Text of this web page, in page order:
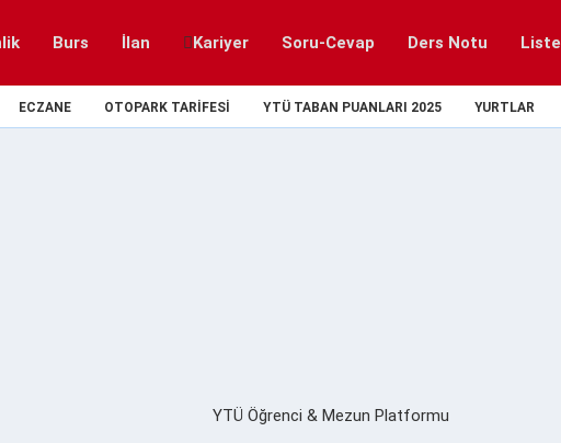
Burs İlan Kariyer Soru-Cevap Ders Notu Liste
ECZANE OTOPARK TARIFESI YTÜ TABAN PUANLARI 2025 YURTLAR
YTÜ Öğrenci & Mezun Platformu